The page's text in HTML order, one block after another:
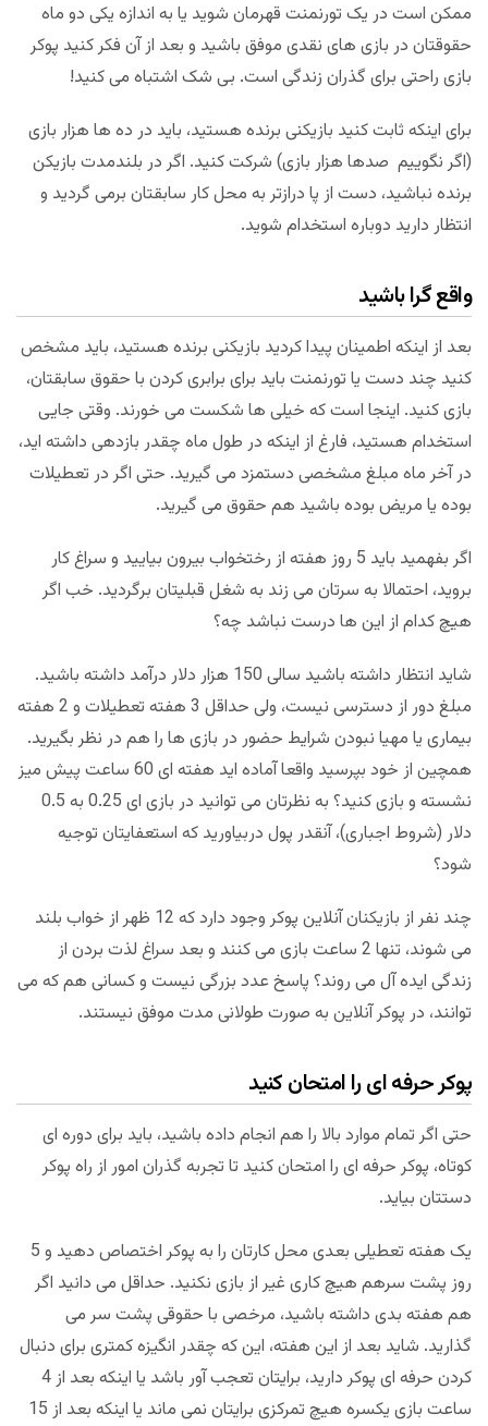
ممکن است در یک تورنمنت قهرمان شوید یا به اندازه یکی دو ماه
حقوقتان در بازی های نقدی موفق باشید و بعد از آن فکر کنید پوکر
بازی راحتی برای گذران زندگی است. بی شک اشتباه می کنید!
برای اینکه ثابت کنید بازیکنی برنده هستید، باید در ده ها هزار بازی
(اگر نگوییم صدها هزار بازی) شرکت کنید. اگر در بلندمدت بازیکن
برنده نباشید، دست از پا درازتر به محل کار سابقتان برمی گردید و
انتظار دارید دوباره استخدام شوید.
واقع گرا باشید
بعد از اینکه اطمینان پیدا کردید بازیکنی برنده هستید، باید مشخص
کنید چند دست یا تورنمنت باید برای برابری کردن با حقوق سابقتان،
بازی کنید. اینجا است که خیلی ها شکست می خورند. وقتی جایی
استخدام هستید، فارغ از اینکه در طول ماه چقدر بازدهی داشته اید،
در آخر ماه مبلغ مشخصی دستمزد می گیرید. حتی اگر در تعطیلات
بوده یا مریض بوده باشید هم حقوق می گیرید.
اگر بفهمید باید 5 روز هفته از رختخواب بیرون بیایید و سراغ کار
بروید، احتمالا به سرتان می زند به شغل قبلیتان برگردید. خب اگر
هیچ کدام از این ها درست نباشد چه؟
شاید انتظار داشته باشید سالی 150 هزار دلار درآمد داشته باشید.
مبلغ دور از دسترسی نیست، ولی حداقل 3 هفته تعطیلات و 2 هفته
بیماری یا مهیا نبودن شرایط حضور در بازی ها را هم در نظر بگیرید.
همچین از خود بپرسید واقعا آماده اید هفته ای 60 ساعت پیش میز
نشسته و بازی کنید؟ به نظرتان می توانید در بازی ای 0.25 به 0.5
دلار (شروط اجباری)، آنقدر پول دربیاورید که استعفایتان توجیه
شود؟
چند نفر از بازیکنان آنلاین پوکر وجود دارد که 12 ظهر از خواب بلند
می شوند، تنها 2 ساعت بازی می کنند و بعد سراغ لذت بردن از
زندگی ایده آل می روند؟ پاسخ عدد بزرگی نیست و کسانی هم که می
توانند، در پوکر آنلاین به صورت طولانی مدت موفق نیستند.
پوکر حرفه ای را امتحان کنید
حتی اگر تمام موارد بالا را هم انجام داده باشید، باید برای دوره ای
کوتاه، پوکر حرفه ای را امتحان کنید تا تجربه گذران امور از راه پوکر
دستتان بیاید.
یک هفته تعطیلی بعدی محل کارتان را به پوکر اختصاص دهید و 5
روز پشت سرهم هیچ کاری غیر از بازی نکنید. حداقل می دانید اگر
هم هفته بدی داشته باشید، مرخصی با حقوقی پشت سر می
گذارید. شاید بعد از این هفته، این که چقدر انگیزه کمتری برای دنبال
کردن حرفه ای پوکر دارید، برایتان تعجب آور باشد یا اینکه بعد از 4
ساعت بازی یکسره هیچ تمرکزی برایتان نمی ماند یا اینکه بعد از 15